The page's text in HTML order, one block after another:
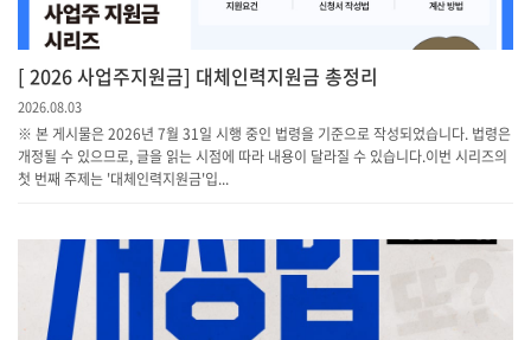
[ 2026 사업주지원금] 대체인력지원금 총정리
2026.08.03
※ 본 게시물은 2026년 7월 31일 시행 중인 법령을 기준으로 작성되었습니다. 법령은
개정될 수 있으므로, 글을 읽는 시점에 따라 내용이 달라질 수 있습니다.이번 시리즈의
첫 번째 주제는 '대체인력지원금'입...